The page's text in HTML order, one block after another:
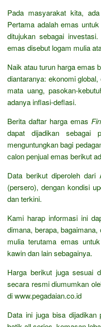
Pada masyarakat kita,
Pertama adalah emas
ditujukan sebagai
emas disebut logam mulia
Naik atau turun harga emas
diantaranya: ekonomi
mata uang, pasokan-
adanya inflasi-deflasi.
Berita daftar harga emas
dapat dijadikan sebagai
menguntungkan bagi
calon penjual emas berikut
Data berikut diperoleh dari
(persero), dengan kondisi
dan terkini.
Kami harap informasi ini
dimana, berapa,
mulia terutama emas
kawin dan lain sebagainya.
Harga berikut juga sesuai
secara resmi diumumkan
di www.pegadaian.co.id
Data ini juga bisa dijadikan